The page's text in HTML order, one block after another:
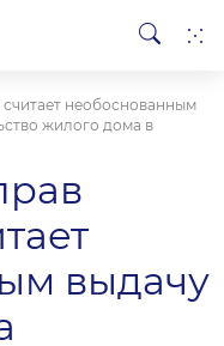
необоснованным
жилого дома в
выдачу